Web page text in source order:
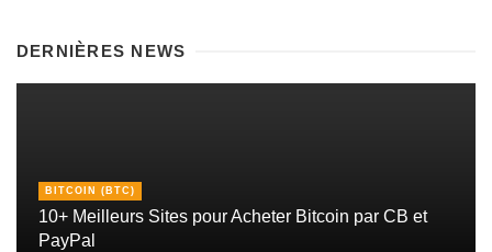
DERNIÈRES NEWS
BITCOIN (BTC)
10+ Meilleurs Sites pour Acheter Bitcoin par CB et
PayPal